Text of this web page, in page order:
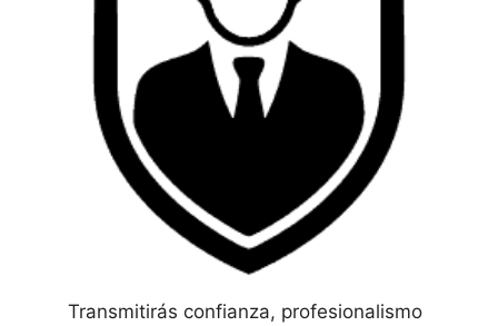
Transmitirás confianza, profesionalismo